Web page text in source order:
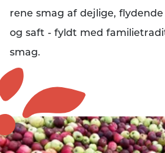
rene smag af dejlige,
og saft - fyldt med
smag.